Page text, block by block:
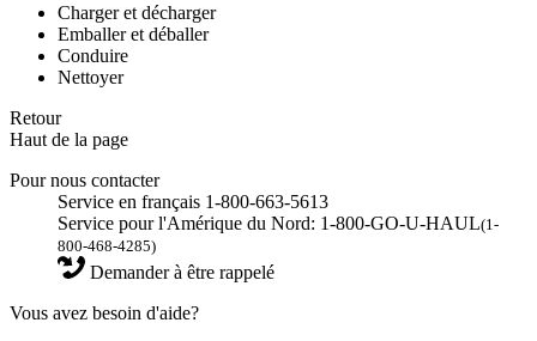
Charger et décharger
Emballer et déballer
Conduire
Nettoyer
Retour
Haut de la page
Pour nous contacter
Service en français 1-800-663-5613
Service pour l'Amérique du Nord: 1-800-GO-U-HAUL(1-
800-468-4285)
Demander à être rappelé
Vous avez besoin d'aide?